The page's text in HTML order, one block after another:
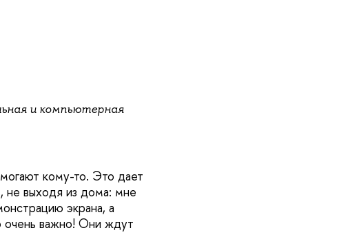
и компьютерная
кому-то. Это дает
не выходя из дома: мне
экрана, а
очень важно! Они ждут